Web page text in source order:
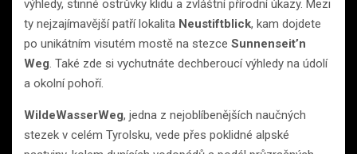
výhledy, stinné ostrůvky klidu a zvláštní přírodní úkazy. Mezi
ty nejzajímavější patří lokalita Neustiftblick, kam dojdete
po unikátním visutém mostě na stezce Sunnenseit’n
Weg. Také zde si vychutnáte dechberoucí výhledy na údolí
a okolní pohoří.
WildeWasserWeg, jedna z nejoblíbenějších naučných
stezek v celém Tyrolsku, vede přes poklidné alpské